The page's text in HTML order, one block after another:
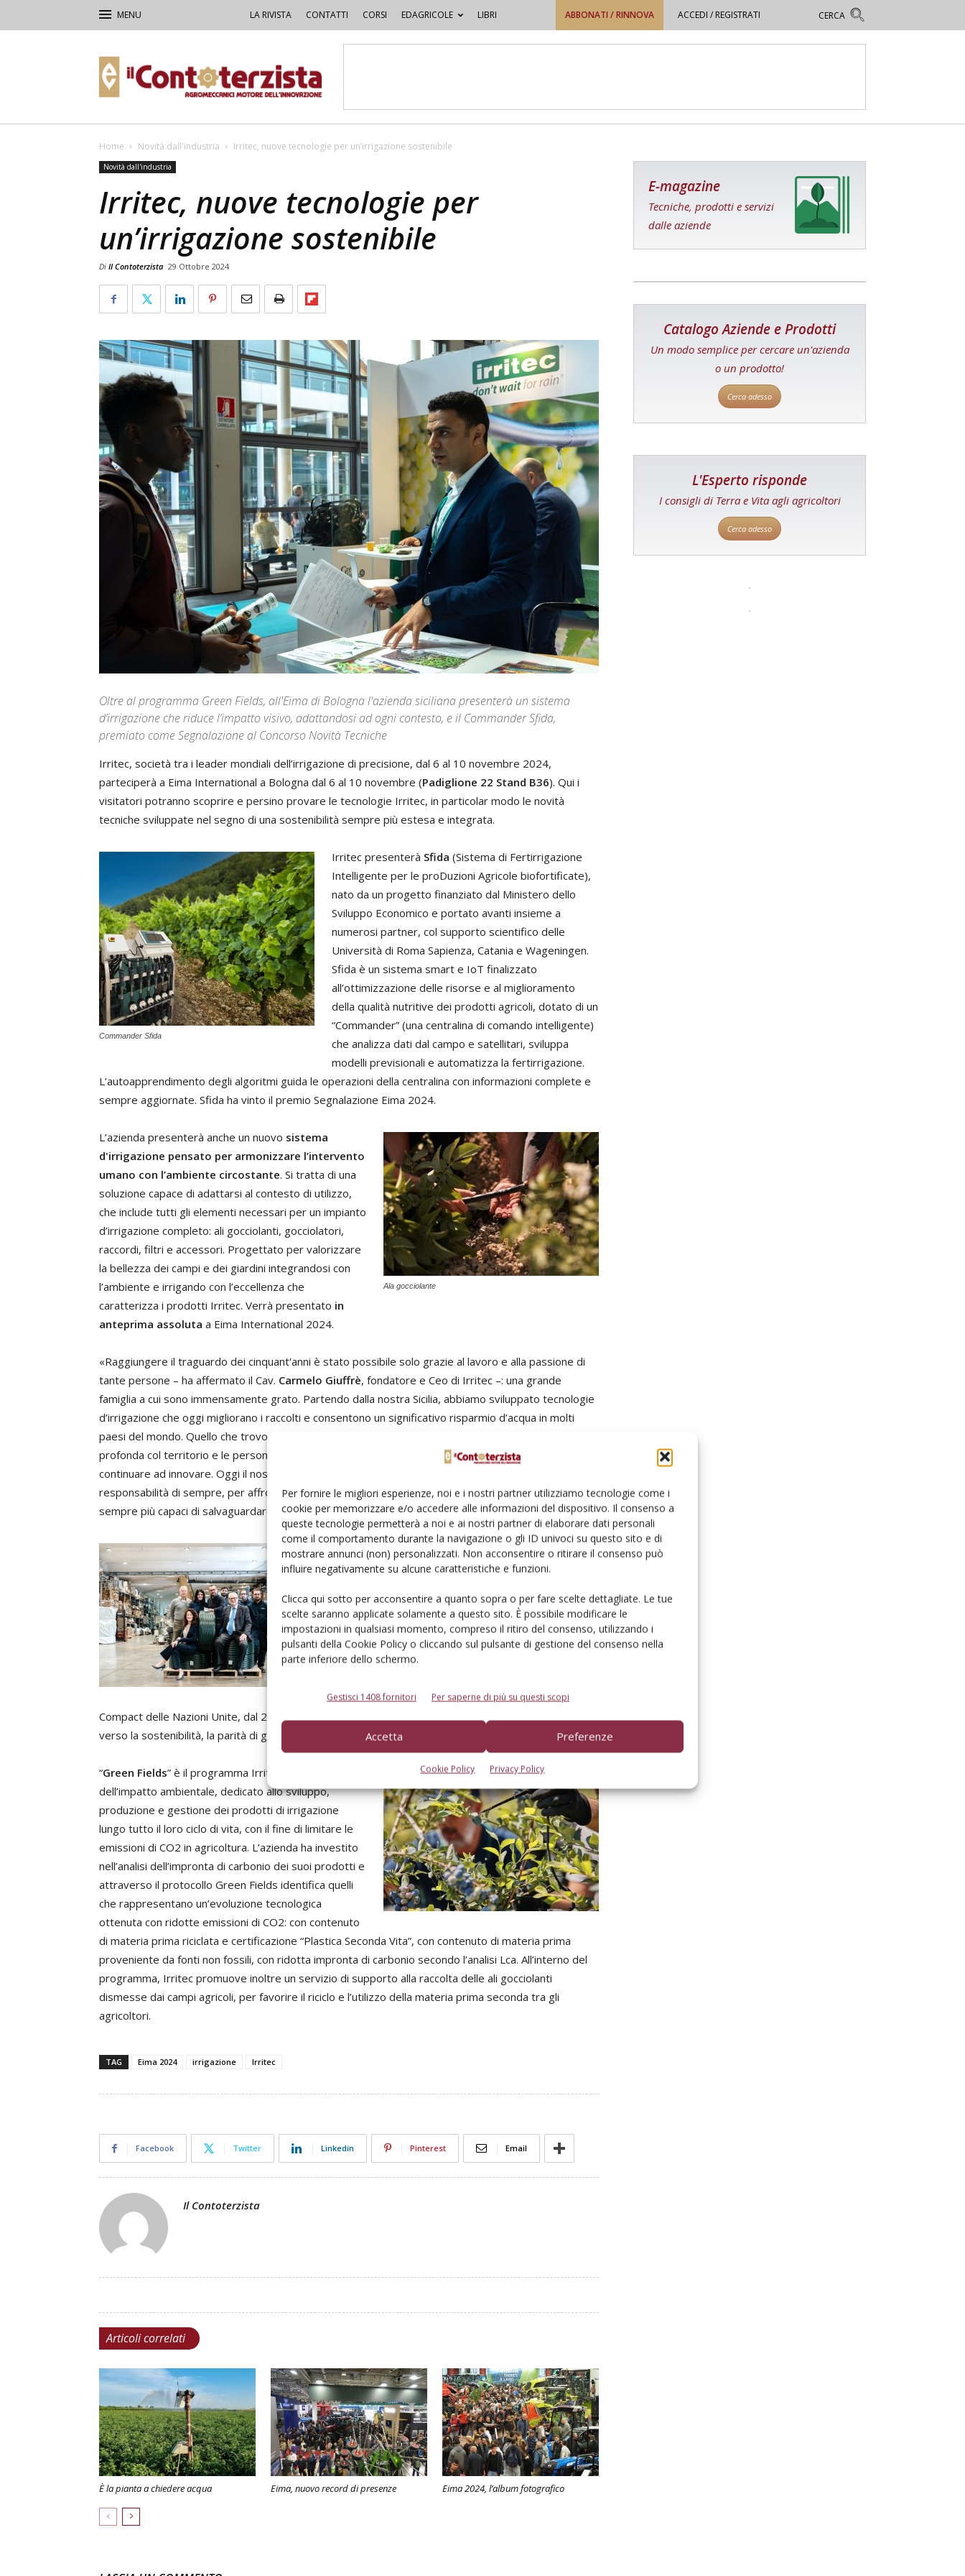
Per fornire le migliori esperienze, noi e i nostri partner utilizziamo tecnologie come i
cookie per memorizzare e/o accedere alle informazioni del dispositivo. Il consenso a
queste tecnologie permetterà a noi e ai nostri partner di elaborare dati personali
come il comportamento durante la navigazione o gli ID univoci su questo sito e di
mostrare annunci (non) personalizzati. Non acconsentire o ritirare il consenso può
influire negativamente su alcune caratteristiche e funzioni.
Clicca qui sotto per acconsentire a quanto sopra o per fare scelte dettagliate. Le tue
scelte saranno applicate solamente a questo sito. È possibile modificare le
impostazioni in qualsiasi momento, compreso il ritiro del consenso, utilizzando i
pulsanti della Cookie Policy o cliccando sul pulsante di gestione del consenso nella
parte inferiore dello schermo.
Gestisci 1408 fornitori Per saperne di più su questi scopi
Accetta Preferenze
Cookie Policy Privacy Policy
LA RIVISTA CONTATTI CORSI EDAGRICOLE LIBRI ABBONATI / RINNOVA ACCEDI / REGISTRATI
Contoterzista
Home Novità dall'industria Irritec, nuove tecnologie per un’irrigazione sostenibile
Novità dall'industria
Irritec, nuove tecnologie per
un’irrigazione sostenibile
Di Il Contoterzista 29 Ottobre 2024
Oltre al programma Green Fields, all'Eima di Bologna l'azienda siciliana presenterà un sistema
d’irrigazione che riduce l’impatto visivo, adattandosi ad ogni contesto, e il Commander Sfida,
premiato come Segnalazione al Concorso Novità Tecniche
Irritec, società tra i leader mondiali dell’irrigazione di precisione, dal 6 al 10 novembre 2024,
parteciperà a Eima International a Bologna dal 6 al 10 novembre (Padiglione 22 Stand B36). Qui i
visitatori potranno scoprire e persino provare le tecnologie Irritec, in particolar modo le novità
tecniche sviluppate nel segno di una sostenibilità sempre più estesa e integrata.
Commander Sfida
Irritec presenterà Sfida (Sistema di Fertirrigazione
Intelligente per le proDuzioni Agricole biofortificate),
nato da un progetto finanziato dal Ministero dello
Sviluppo Economico e portato avanti insieme a
numerosi partner, col supporto scientifico delle
Università di Roma Sapienza, Catania e Wageningen.
Sfida è un sistema smart e IoT finalizzato
all’ottimizzazione delle risorse e al miglioramento
della qualità nutritive dei prodotti agricoli, dotato di un
“Commander” (una centralina di comando intelligente)
che analizza dati dal campo e satellitari, sviluppa
modelli previsionali e automatizza la fertirrigazione.
L’autoapprendimento degli algoritmi guida le operazioni della centralina con informazioni complete e
sempre aggiornate. Sfida ha vinto il premio Segnalazione Eima 2024.
Ala gocciolante
L’azienda presenterà anche un nuovo sistema
d'irrigazione pensato per armonizzare l’intervento
umano con l’ambiente circostante. Si tratta di una
soluzione capace di adattarsi al contesto di utilizzo,
che include tutti gli elementi necessari per un impianto
d’irrigazione completo: ali gocciolanti, gocciolatori,
raccordi, filtri e accessori. Progettato per valorizzare
la bellezza dei campi e dei giardini integrandosi con
l’ambiente e irrigando con l’eccellenza che
caratterizza i prodotti Irritec. Verrà presentato in
anteprima assoluta a Eima International 2024.
«Raggiungere il traguardo dei cinquant'anni è stato possibile solo grazie al lavoro e alla passione di
tante persone – ha affermato il Cav. Carmelo Giuffrè, fondatore e Ceo di Irritec –: una grande
famiglia a cui sono immensamente grato. Partendo dalla nostra Sicilia, abbiamo sviluppato tecnologie
d’irrigazione che oggi migliorano i raccolti e consentono un significativo risparmio d’acqua in molti
paesi del mondo. Quello che trovo determinante è che, ovunque arrivi, Irritec entra in una sinergia
profonda col territorio e le persone, per comprenderne meglio le necessità e consentirci di
continuare ad innovare. Oggi il nostro sguardo è rivolto al futuro, con la stessa passione e
responsabilità di sempre, per affrontare sfide agronomiche, climatiche e alimentari ed essere
sempre più capaci di salvaguardare la bellezza del nostro pianeta».
Da cinquant’anni, l'azienda realizza e distribuisce
tecnologie che ottimizzano l'uso delle risorse,
aumento di produzione dal 20% al 90%, contribuendo
così alla sicurezza alimentare mondiale. Solo nel 2023,
prodotti e progetti di Irritec hanno irrigato quasi 470
mila ettari, risparmiando 682 milioni m³ d’acqua e
Aderenti agli obiettivi dell'Agenda 2030 e del Global
Compact delle Nazioni Unite, dal 2022 come Società Benefit, l'azienda intensifica il suo impegno
verso la sostenibilità, la parità di genere e la protezione dei lavoratori.
“Green Fields” è il programma Irritec per la riduzione
dell’impatto ambientale, dedicato allo sviluppo,
produzione e gestione dei prodotti di irrigazione
lungo tutto il loro ciclo di vita, con il fine di limitare le
emissioni di CO2 in agricoltura. L’azienda ha investito
nell’analisi dell’impronta di carbonio dei suoi prodotti e
attraverso il protocollo Green Fields identifica quelli
che rappresentano un’evoluzione tecnologica
ottenuta con ridotte emissioni di CO2: con contenuto
di materia prima riciclata e certificazione “Plastica Seconda Vita”, con contenuto di materia prima
proveniente da fonti non fossili, con ridotta impronta di carbonio secondo l’analisi Lca. All’interno del
programma, Irritec promuove inoltre un servizio di supporto alla raccolta delle ali gocciolanti
dismesse dai campi agricoli, per favorire il riciclo e l’utilizzo della materia prima seconda tra gli
agricoltori.
TAG Eima 2024 irrigazione Irritec
Facebook Twitter Linkedin Pinterest Email
Il Contoterzista
Articoli correlati
È la pianta a chiedere acqua Eima, nuovo record di presenze Eima 2024, l’album fotografico
E-magazine
Tecniche, prodotti e servizi
dalle aziende
Catalogo Aziende e Prodotti
Un modo semplice per cercare un'azienda
o un prodotto!
Cerca adesso
L'Esperto risponde
I consigli di Terra e Vita agli agricoltori
Cerca adesso